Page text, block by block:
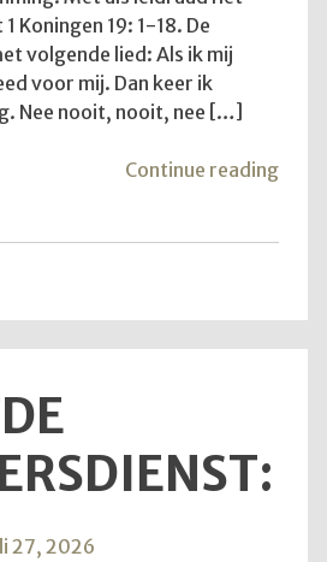
Koningen 19: 1-18. De
volgende lied: Als ik mij
voor mij. Dan keer ik
Nee nooit, nooit, nee […]
Continue reading"Van
27, 2026